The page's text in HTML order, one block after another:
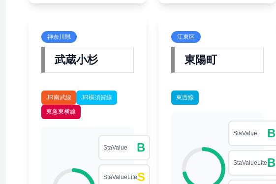
神奈川県
武蔵小杉
JR南武線 JR横須賀線
東急東横線
StaValue B
StaValueLiteS
江東区
東陽町
東西線
StaValue B
StaValueLiteB